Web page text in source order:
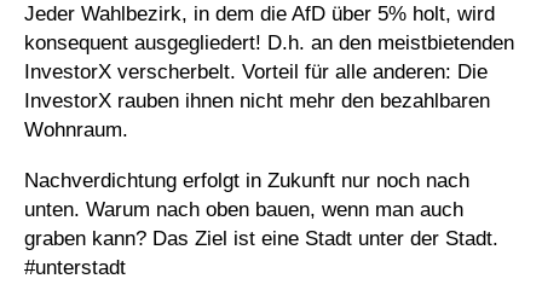
Jeder Wahlbezirk, in dem die AfD über 5% holt, wird
konsequent ausgegliedert! D.h. an den meistbietenden
InvestorX verscherbelt. Vorteil für alle anderen: Die
InvestorX rauben ihnen nicht mehr den bezahlbaren
Wohnraum.
Nachverdichtung erfolgt in Zukunft nur noch nach
unten. Warum nach oben bauen, wenn man auch
graben kann? Das Ziel ist eine Stadt unter der Stadt.
#unterstadt